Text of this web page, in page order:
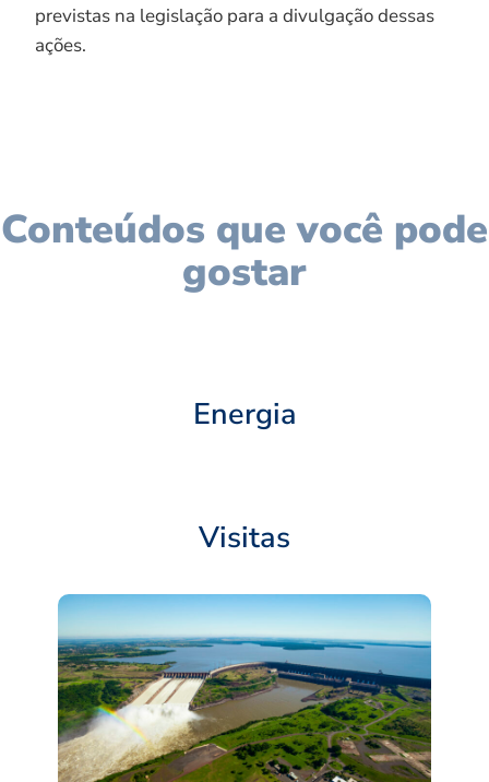
previstas na legislação para a divulgação dessas
ações.
Conteúdos que você pode
gostar
Energia
Visitas